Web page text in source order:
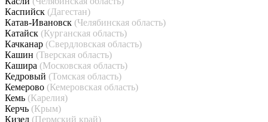
Каспийск (Дагестан)
Катав-Ивановск (Челябинская область)
Катайск (Курганская область)
Качканар (Свердловская область)
Кашин (Тверская область)
Кашира (Московская область)
Кедровый (Томская область)
Кемерово (Кемеровская область)
Кемь (Карелия)
Керчь (Крым)
Кизел (Пермский край)